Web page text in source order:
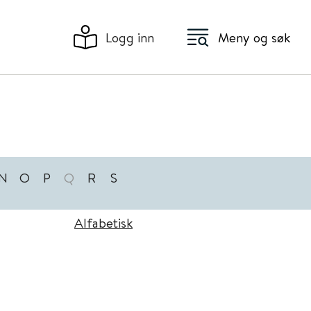
Logg inn Meny og søk
O P Q R S
Alfabetisk